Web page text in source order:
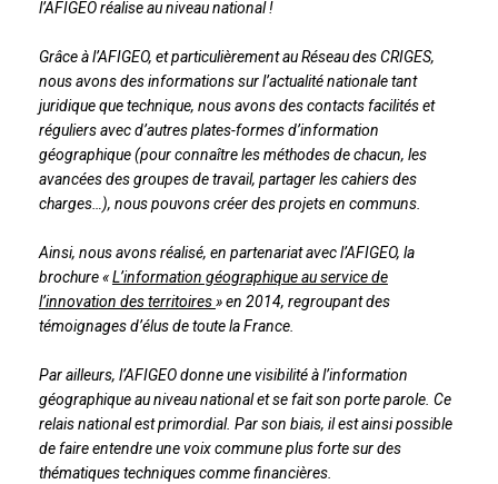
l’AFIGEO réalise au niveau national !
Grâce à l’AFIGEO, et particulièrement au Réseau des CRIGES,
nous avons des informations sur l’actualité nationale tant
juridique que technique, nous avons des contacts facilités et
réguliers avec d’autres plates-formes d’information
géographique (pour connaître les méthodes de chacun, les
avancées des groupes de travail, partager les cahiers des
charges…), nous pouvons créer des projets en communs.
Ainsi, nous avons réalisé, en partenariat avec l’AFIGEO, la
brochure «L’information géographique au service de
l’innovation des territoires» en 2014, regroupant des
témoignages d’élus de toute la France.
Par ailleurs, l’AFIGEO donne une visibilité à l’information
géographique au niveau national et se fait son porte parole. Ce
relais national est primordial. Par son biais, il est ainsi possible
de faire entendre une voix commune plus forte sur des
thématiques techniques comme financières.